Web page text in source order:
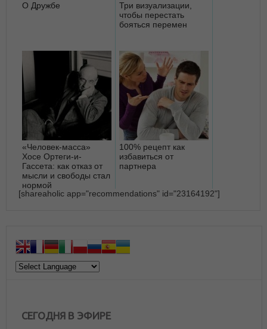
О Дружбе
Три визуализации,
чтобы перестать
бояться перемен
«Человек-масса»
Хосе Ортеги-и-
Гассета: как отказ от
мысли и свободы стал
нормой
100% рецепт как
избавиться от
партнера
[shareaholic app="recommendations" id="23164192"]
СЕГОДНЯ В ЭФИРЕ